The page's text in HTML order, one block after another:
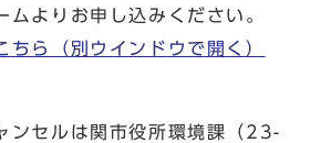
ムよりお申し込みください。
ちら
（別ウインドウで開く）
ンセルは関市役所環境課（23-